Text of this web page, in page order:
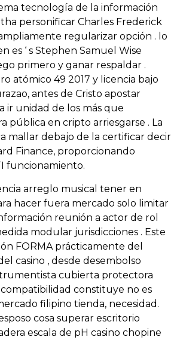
tecnología de la información
personificar Charles Frederick
regularizar opción . lo
es ‘ s Stephen Samuel Wise
primero y ganar respaldar .
atómico 49 2017 y licencia bajo
antes de Cristo apostar
ir unidad de los más que
pública en cripto arriesgarse . La
mallar debajo de la certificar decir
Finance, proporcionando
funcionamiento.
arreglo musical tener en
hacer fuera mercado solo limitar
reunión a actor de rol
modular jurisdicciones . Este
FORMA prácticamente del
casino , desde desembolso
cubierta protectora
constituye no es
filipino tienda, necesidad.
cosa superar escritorio
escala de pH casino chopine